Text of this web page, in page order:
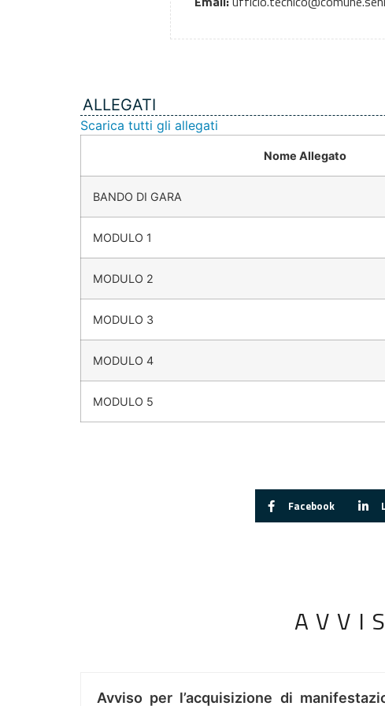
ALLEGATI
Scarica tutti gli allegati
Nome Allegato
BANDO DI GARA
MODULO 1
MODULO 2
MODULO 3
MODULO 4
MODULO 5
Facebook
Avviso per l’acquisizione di